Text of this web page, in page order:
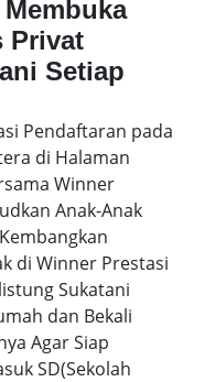
Privat
Setiap
Pendaftaran pada
di Halaman
Winner
Anak-Anak
di Winner Prestasi
Sukatani
dan Bekali
Agar Siap
SD(Sekolah